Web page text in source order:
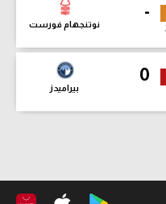
-
نوتنجهام فورست
0
بيراميدز